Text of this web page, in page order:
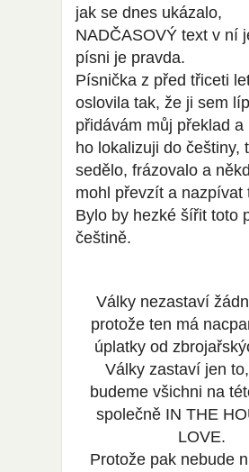
jak se dnes ukázalo,
NADČASOVÝ text v ní
písni je pravda.
Písnička z před třiceti
oslovila tak, že ji sem
přidávám můj překlad a
ho lokalizuji do češtiny,
sedělo, frázovalo a
mohl převzít a nazpívat
Bylo by hezké šířit toto
češtině.
Války nezastaví
protože ten má
úplatky od
Války zastaví jen
budeme všichni na
společně IN THE
LOVE.
Protože pak nebude